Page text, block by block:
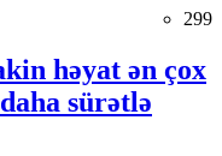
299
həyat ən çox
sürətlə